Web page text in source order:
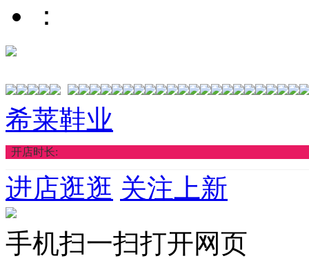
：
希莱鞋业
开店时长:
进店逛逛 关注上新
手机扫一扫打开网页